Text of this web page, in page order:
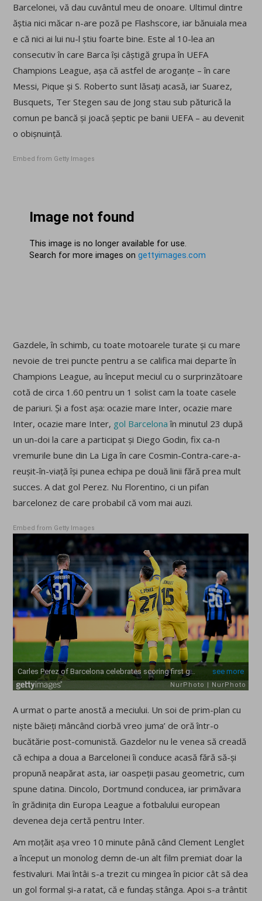
Barcelonei, vă dau cuvântul meu de onoare. Ultimul dintre
ăștia nici măcar n-are poză pe Flashscore, iar bănuiala mea
e că nici ai lui nu-l știu foarte bine. Este al 10-lea an
consecutiv în care Barca își câștigă grupa în UEFA
Champions League, așa că astfel de aroganțe – în care
Messi, Pique și S. Roberto sunt lăsați acasă, iar Suarez,
Busquets, Ter Stegen sau de Jong stau sub păturică la
comun pe bancă și joacă șeptic pe banii UEFA – au devenit
o obișnuință.
Embed from Getty Images
Gazdele, în schimb, cu toate motoarele turate și cu mare
nevoie de trei puncte pentru a se califica mai departe în
Champions League, au început meciul cu o surprinzătoare
cotă de circa 1.60 pentru un 1 solist cam la toate casele
de pariuri. Și a fost așa: ocazie mare Inter, ocazie mare
Inter, ocazie mare Inter, gol Barcelona în minutul 23 după
un un-doi la care a participat și Diego Godin, fix ca-n
vremurile bune din La Liga în care Cosmin-Contra-care-a-
reușit-în-viață își punea echipa pe două linii fără prea mult
succes. A dat gol Perez. Nu Florentino, ci un pifan
barcelonez de care probabil că vom mai auzi.
Embed from Getty Images
A urmat o parte anostă a meciului. Un soi de prim-plan cu
niște băieți mâncând ciorbă vreo juma’ de oră într-o
bucătărie post-comunistă. Gazdelor nu le venea să creadă
că echipa a doua a Barcelonei îi conduce acasă fără să-și
propună neapărat asta, iar oaspeții pasau geometric, cum
spune datina. Dincolo, Dortmund conducea, iar primăvara
în grădinița din Europa League a fotbalului european
devenea deja certă pentru Inter.
Am moțăit așa vreo 10 minute până când Clement Lenglet
a început un monolog demn de-un alt film premiat doar la
festivaluri. Mai întâi s-a trezit cu mingea în picior cât să dea
un gol formal și-a ratat, că e fundaș stânga. Apoi s-a trântit